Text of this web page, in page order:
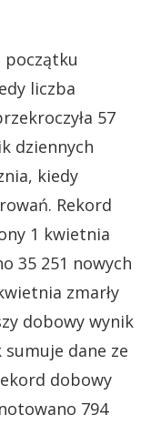
początku
liczba
57
dziennych
kiedy
Rekord
1 kwietnia
35 251 nowych
zmarły
dobowy wynik
dane ze
dobowy
794